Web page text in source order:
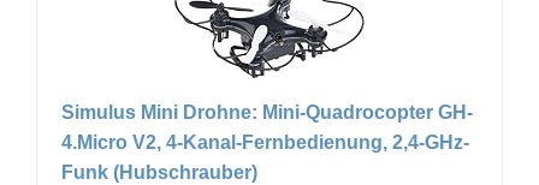
Simulus Mini Drohne: Mini-Quadrocopter GH-
4.Micro V2, 4-Kanal-Fernbedienung, 2,4-GHz-
Funk (Hubschrauber)